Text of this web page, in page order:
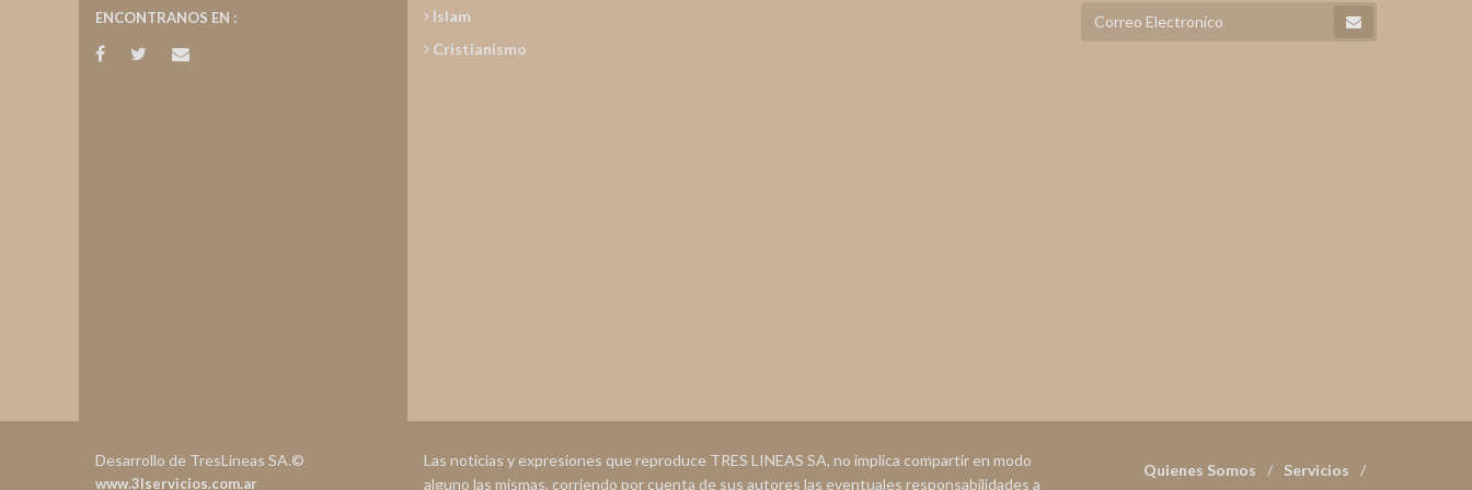
ENCONTRANOS EN :
Islam
Cristianismo
Quienes Somos Servicios
Las noticias y expresiones que reproduce TRES LINEAS SA, no implica compartir en modo
alguno las mismas, corriendo por cuenta de sus autores las eventuales responsabilidades a
Desarrollo de TresLineas SA.©
www.3lservicios.com.ar